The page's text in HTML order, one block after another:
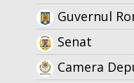
Guvernul
Senat
Camera